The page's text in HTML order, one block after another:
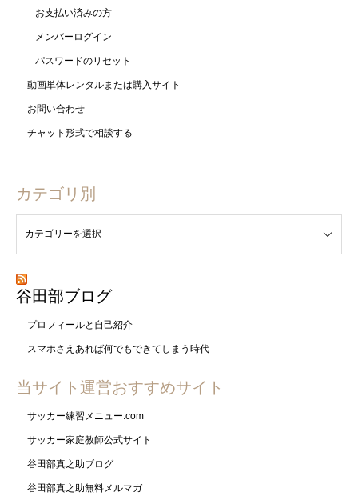
お支払い済みの方
メンバーログイン
パスワードのリセット
動画単体レンタルまたは購入サイト
お問い合わせ
チャット形式で相談する
カテゴリ別
谷田部ブログ
プロフィールと自己紹介
スマホさえあれば何でもできてしまう時代
当サイト運営おすすめサイト
サッカー練習メニュー.com
サッカー家庭教師公式サイト
谷田部真之助ブログ
谷田部真之助無料メルマガ